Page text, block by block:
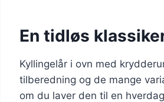
En tidløs
Kyllingelår i ovn med
tilberedning og de mange
om du laver den til en